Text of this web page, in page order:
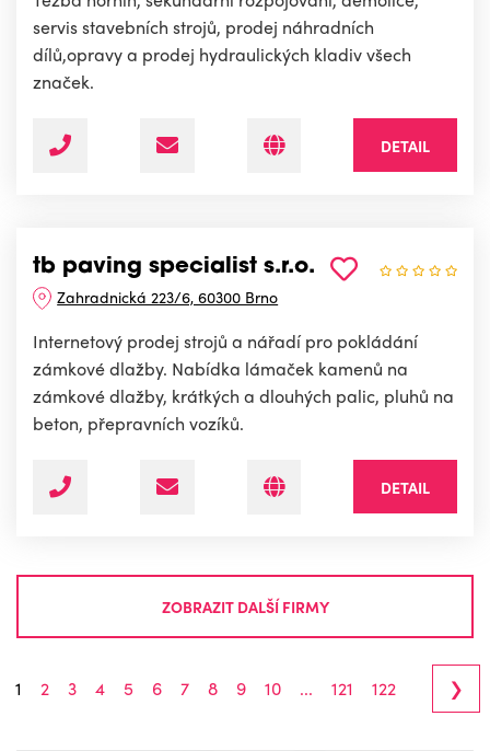
servis stavebních strojů, prodej náhradních
dílů,opravy a prodej hydraulických kladiv všech
značek.
DETAIL
tb paving specialist s.r.o.
Zahradnická 223/6, 60300 Brno
Internetový prodej strojů a nářadí pro pokládání
zámkové dlažby. Nabídka lámaček kamenů na
zámkové dlažby, krátkých a dlouhých palic, pluhů na
beton, přepravních vozíků.
DETAIL
ZOBRAZIT DALŠÍ FIRMY
1 2 3 4 5 6 7 8 9 10 ... 121 122 ›